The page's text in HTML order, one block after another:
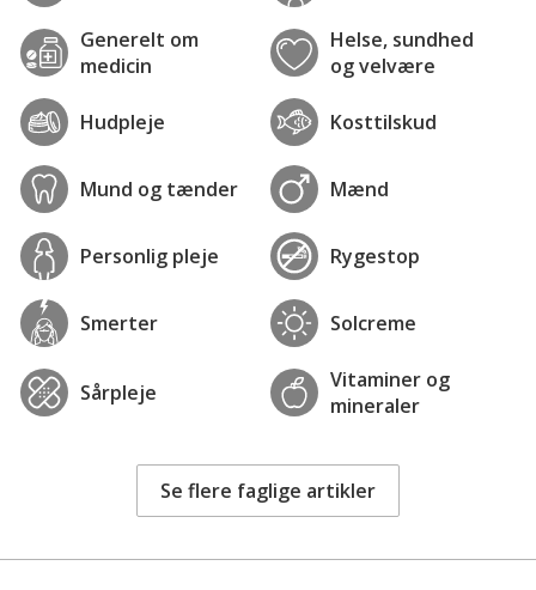
Generelt om
medicin
Helse, sundhed
og velvære
Hudpleje Kosttilskud
Mund og tænder Mænd
Personlig pleje Rygestop
Smerter Solcreme
Sårpleje
Vitaminer og
mineraler
Se flere faglige artikler